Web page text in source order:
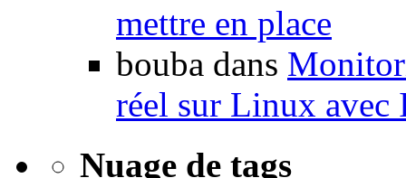
mettre en place
bouba dans
réel sur Linux avec
Nuage de tags